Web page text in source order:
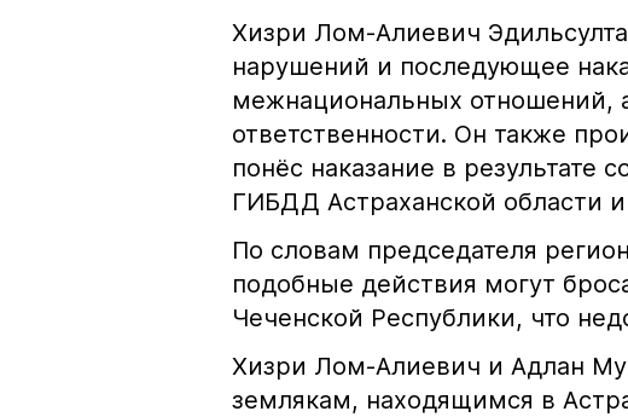
Хизри Лом-Алиевич
нарушений и последующее
межнациональных отношений,
ответственности. Он также
понёс наказание в результате
ГИБДД Астраханской области
По словам председателя
подобные действия могут
Чеченской Республики, что
Хизри Лом-Алиевич и Адлан
землякам, находящимся в